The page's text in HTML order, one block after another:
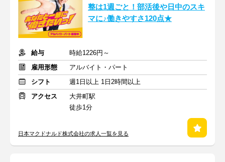
整は1週ごと！部活後や日中のスキ
マに♪働きやすさ120点★
給与
時給1226円～
雇用形態
アルバイト・パート
シフト
週1日以上 1日2時間以上
アクセス
大井町駅
徒歩1分
日本マクドナルド株式会社の求人一覧を見る